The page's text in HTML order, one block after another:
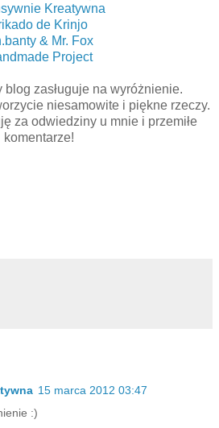
Kreatywna
de Krinjo
& Mr. Fox
Project
blog zasługuje na wyróżnienie.
niesamowite i piękne rzeczy.
za odwiedziny u mnie i przemiłe
komentarze!
15 marca 2012 03:47
:)